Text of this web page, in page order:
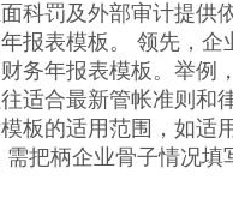
科罚及外部审计提供
报表模板。 领先，企
务年报表模板。举例
适合最新管帐准则和
板的适用范围，如适
把柄企业骨子情况填